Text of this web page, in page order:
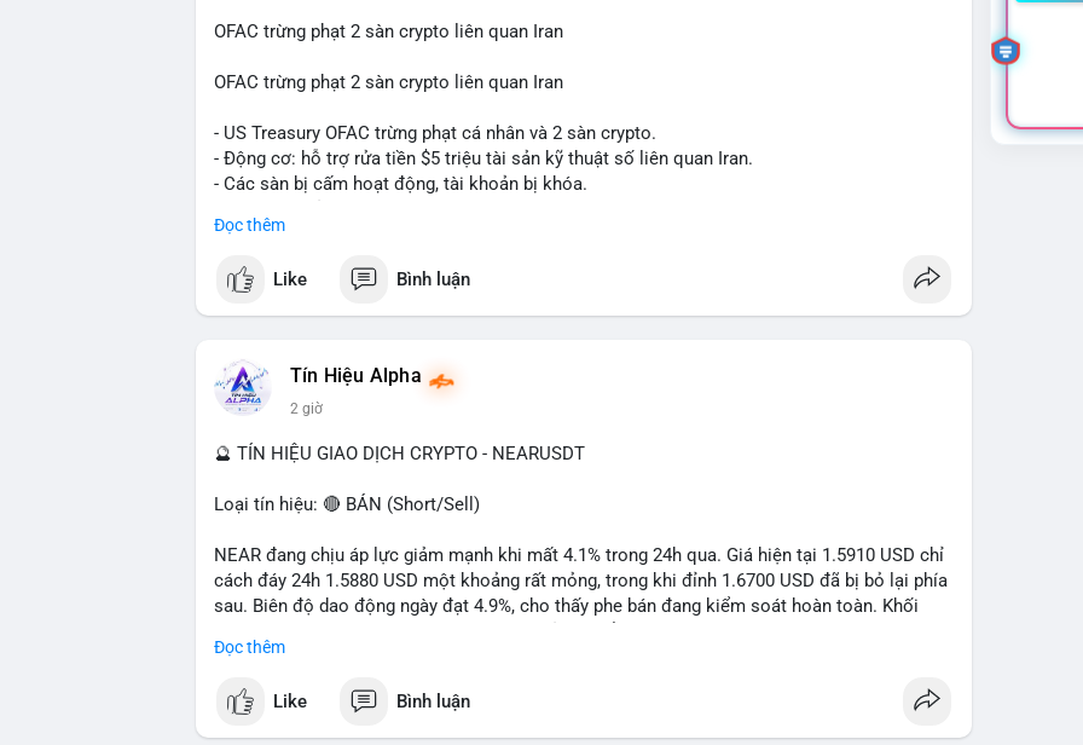
OFAC trừng phạt 2 sàn crypto liên quan Iran
OFAC trừng phạt 2 sàn crypto liên quan Iran
- US Treasury OFAC trừng phạt cá nhân và 2 sàn crypto.
- Động cơ: hỗ trợ rửa tiền $5 triệu tài sản kỹ thuật số liên quan Iran.
- Các sàn bị cấm hoạt động, tài khoản bị khóa.
$btc $eth
#vlikevn #titanbot
📰 Nguồn: Cointelegraph
Đọc thêm
Like Bình luận
Tín Hiệu Alpha
2 giờ
🔮 TÍN HIỆU GIAO DỊCH CRYPTO - NEARUSDT
Loại tín hiệu: 🔴 BÁN (Short/Sell)
NEAR đang chịu áp lực giảm mạnh khi mất 4.1% trong 24h qua. Giá hiện tại 1.5910 USD chỉ
cách đáy 24h 1.5880 USD một khoảng rất mỏng, trong khi đỉnh 1.6700 USD đã bị bỏ lại phía
sau. Biên độ dao động ngày đạt 4.9%, cho thấy phe bán đang kiểm soát hoàn toàn. Khối
đang tiếp diễn.
Khuyến nghị giao dịch:
- Vùng Entry: 1.5910 - 1.5980
Đọc thêm
Like Bình luận